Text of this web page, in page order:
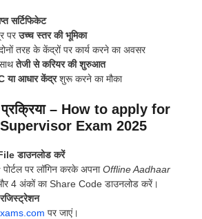
सर्टिफिकेट
परउच्च स्तर की भूमिका
तरह के केंद्रों पर कार्य करने का अवसर
तेजी से करियर की शुरुआत
या आधार केंद्रशुरू करने का मौका
– How to apply for
Exam 2025
डाउनलोड करें
पर लॉगिन करके अपनाOffline Aadhaar
4 अंकों का Share Code डाउनलोड करें।
पर जाएं।